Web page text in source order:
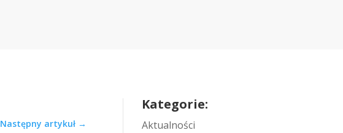
Następny artykuł →
Kategorie:
Aktualności